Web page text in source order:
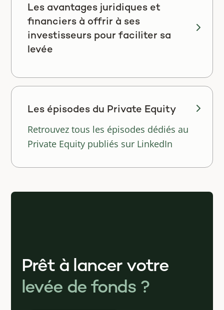
Les avantages juridiques et
financiers à offrir à ses
investisseurs pour faciliter sa
levée
Les épisodes du Private Equity
Retrouvez tous les épisodes dédiés au
Private Equity publiés sur LinkedIn
Prêt à lancer votre
levée de fonds ?